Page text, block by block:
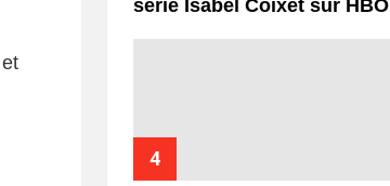
série Isabel Coixet sur HBO